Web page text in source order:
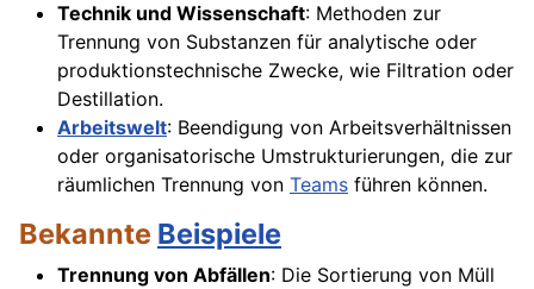
Technik und Wissenschaft: Methoden zur
Trennung von Substanzen für analytische oder
produktionstechnische Zwecke, wie Filtration oder
Destillation.
Arbeitswelt: Beendigung von Arbeitsverhältnissen
oder organisatorische Umstrukturierungen, die zur
räumlichen Trennung von Teams führen können.
Bekannte Beispiele
Trennung von Abfällen: Die Sortierung von Müll